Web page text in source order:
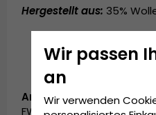
Hergestellt aus: 35%
Artikelnummer:
FW_SC-2695-0004_NAVY
Wir passen
an
Wir verwenden